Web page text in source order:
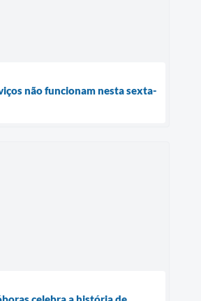
não funcionam nesta sexta-